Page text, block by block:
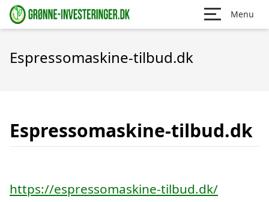
Menu
Espressomaskine-tilbud.dk
Espressomaskine-tilbud.dk
https://espressomaskine-tilbud.dk/